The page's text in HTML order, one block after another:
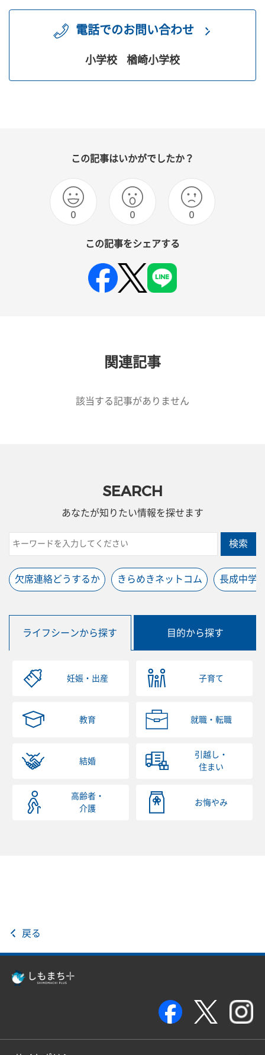
電話でのお問い合わせ
小学校 楢崎小学校
この記事はいかがでしたか？
0 0 0
この記事をシェアする
関連記事
該当する記事がありません
SEARCH
あなたが知りたい情報を探せます
検索
欠席連絡どうするか きらめきネットコム 長成中学
ライフシーンから探す 目的から探す
妊娠・出産 子育て
教育 就職・転職
結婚
引越し・
住まい
高齢者・
介護
お悔やみ
戻る